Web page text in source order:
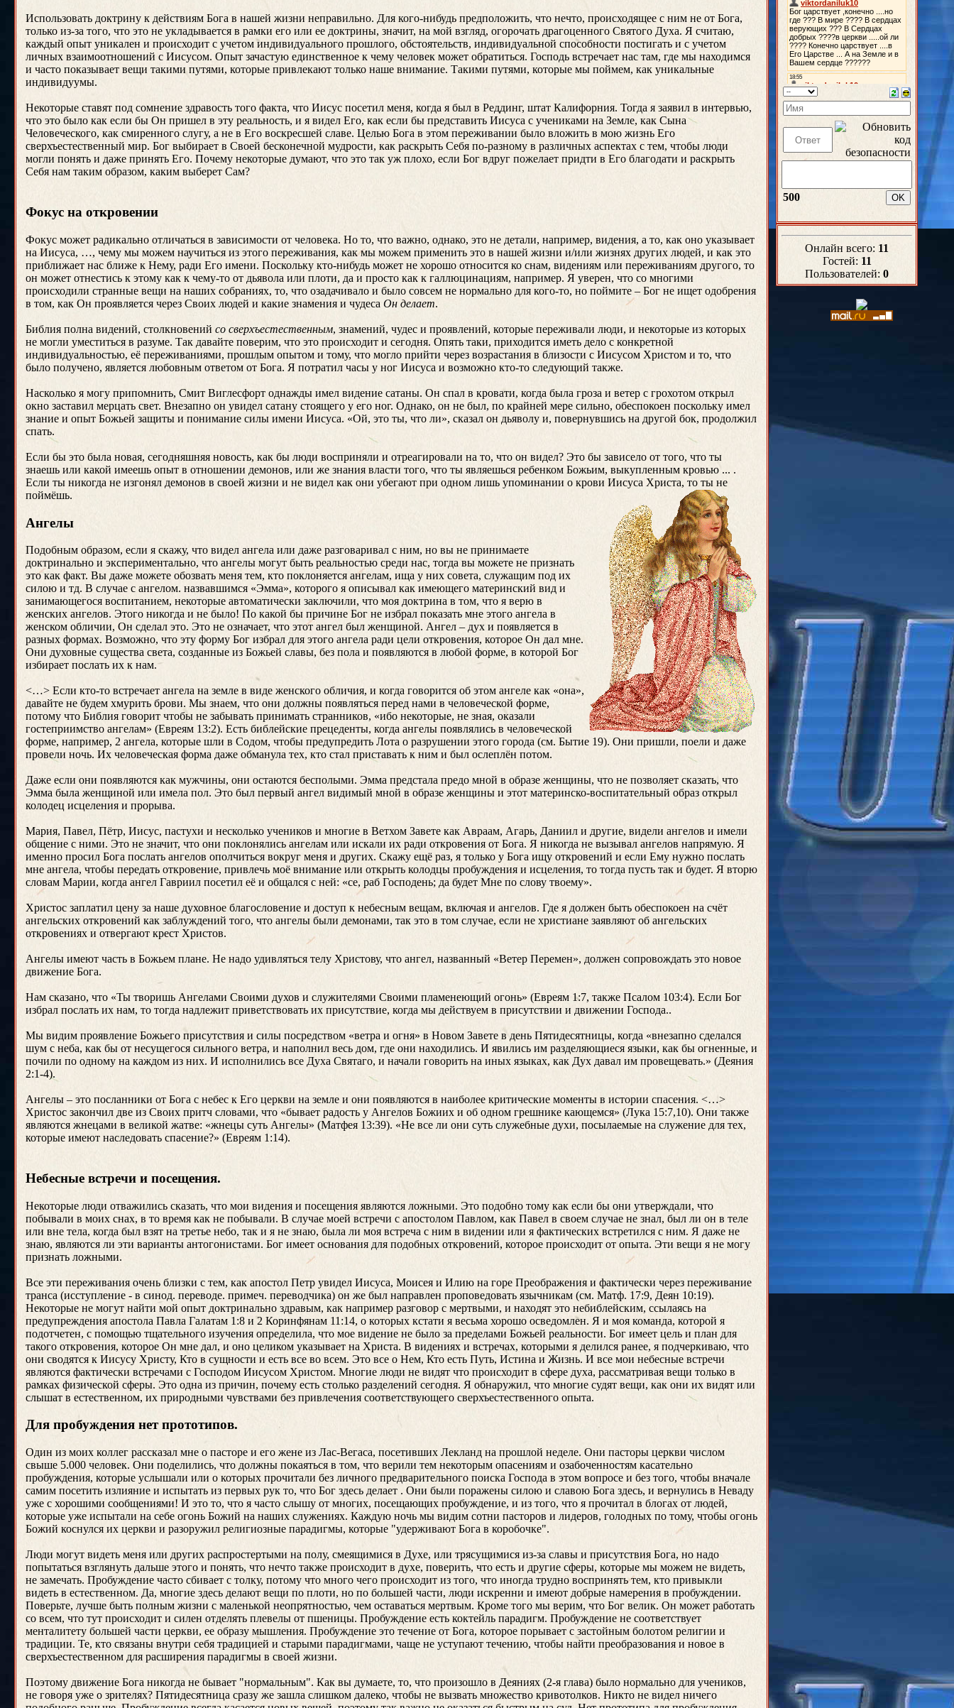
Использовать доктрину к действиям Бога в нашей жизни неправильно. Для кого-нибудь предположить, что нечто, происходящее с ним не от Бога,
только из-за того, что это не укладывается в рамки его или ее доктрины, значит, на мой взгляд, огорочать драгоценного Святого Духа. Я считаю,
каждый опыт уникален и происходит с учетом индивидуального прошлого, обстоятельств, индивидуальной способности постигать и с учетом
личных взаимоотношений с Иисусом. Опыт зачастую единственное к чему человек может обратиться. Господь встречает нас там, где мы находимся
и часто показывает вещи такими путями, которые привлекают только наше внимание. Такими путями, которые мы поймем, как уникальные
индивидуумы.
Некоторые ставят под сомнение здравость того факта, что Иисус посетил меня, когда я был в Реддинг, штат Калифорния. Тогда я заявил в интервью,
что это было как если бы Он пришел в эту реальность, и я видел Его, как если бы представить Иисуса с учениками на Земле, как Сына
Человеческого, как смиренного слугу, а не в Его воскресшей славе. Целью Бога в этом переживании было вложить в мою жизнь Его
сверхъестественный мир. Бог выбирает в Своей бесконечной мудрости, как раскрыть Себя по-разному в различных аспектах с тем, чтобы люди
могли понять и даже принять Его. Почему некоторые думают, что это так уж плохо, если Бог вдруг пожелает придти в Его благодати и раскрыть
Себя нам таким образом, каким выберет Сам?
Фокус на откровении
Фокус может радикально отличаться в зависимости от человека. Но то, что важно, однако, это не детали, например, видения, а то, как оно указывает
на Иисуса, …, чему мы можем научиться из этого переживания, как мы можем применить это в нашей жизни и/или жизнях других людей, и как это
приближает нас ближе к Нему, ради Его имени. Поскольку кто-нибудь может не хорошо относится ко снам, видениям или переживаниям другого, то
он может отнестись к этому как к чему-то от дьявола или плоти, да и просто как к галлюцинациям, например. Я уверен, что со многими
происходили странные вещи на наших собраниях, то, что озадачивало и было совсем не нормально для кого-то, но поймите – Бог не ищет одобрения
в том, как Он проявляется через Своих людей и какие знамения и чудеса Он делает.
Библия полна видений, столкновений со сверхъестественным, знамений, чудес и проявлений, которые переживали люди, и некоторые из которых
не могли уместиться в разуме. Так давайте поверим, что это происходит и сегодня. Опять таки, приходится иметь дело с конкретной
индивидуальностью, её переживаниями, прошлым опытом и тому, что могло прийти через возрастания в близости с Иисусом Христом и то, что
было получено, является любовным ответом от Бога. Я потратил часы у ног Иисуса и возможно кто-то следующий также.
Насколько я могу припомнить, Смит Виглесфорт однажды имел видение сатаны. Он спал в кровати, когда была гроза и ветер с грохотом открыл
окно заставил мерцать свет. Внезапно он увидел сатану стоящего у его ног. Однако, он не был, по крайней мере сильно, обеспокоен поскольку имел
знание и опыт Божьей защиты и понимание силы имени Иисуса. «Ой, это ты, что ли», сказал он дьяволу и, повернувшись на другой бок, продолжил
спать.
Если бы это была новая, сегодняшняя новость, как бы люди восприняли и отреагировали на то, что он видел? Это бы зависело от того, что ты
знаешь или какой имеешь опыт в отношении демонов, или же знания власти того, что ты являешься ребенком Божьим, выкупленным кровью ... .
Если ты никогда не изгонял демонов в своей жизни и не видел как они убегают при одном лишь упоминании о крови Иисуса Христа, то ты не
поймёшь.
Ангелы
Подобным образом, если я скажу, что видел ангела или даже разговаривал с ним, но вы не принимаете
доктринально и экспериментально, что ангелы могут быть реальностью среди нас, тогда вы можете не признать
это как факт. Вы даже можете обозвать меня тем, кто поклоняется ангелам, ища у них совета, служащим под их
силою и тд. В случае с ангелом. назвавшимся «Эмма», которого я описывал как имеющего материнский вид и
занимающегося воспитанием, некоторые автоматически заключили, что моя доктрина в том, что я верю в
женских ангелов. Этого никогда и не было! По какой бы причине Бог не избрал показать мне этого ангела в
женском обличии, Он сделал это. Это не означает, что этот ангел был женщиной. Ангел – дух и появляется в
разных формах. Возможно, что эту форму Бог избрал для этого ангела ради цели откровения, которое Он дал мне.
Они духовные существа света, созданные из Божьей славы, без пола и появляются в любой форме, в которой Бог
избирает послать их к нам.
<…> Если кто-то встречает ангела на земле в виде женского обличия, и когда говорится об этом ангеле как «она»,
давайте не будем хмурить брови. Мы знаем, что они должны появляться перед нами в человеческой форме,
потому что Библия говорит чтобы не забывать принимать странников, «ибо некоторые, не зная, оказали
гостеприимство ангелам» (Евреям 13:2). Есть библейские прецеденты, когда ангелы появлялись в человеческой
форме, например, 2 ангела, которые шли в Содом, чтобы предупредить Лота о разрушении этого города (см. Бытие 19). Они пришли, поели и даже
провели ночь. Их человеческая форма даже обманула тех, кто стал приставать к ним и был ослеплён потом.
Даже если они появляются как мужчины, они остаются бесполыми. Эмма предстала предо мной в образе женщины, что не позволяет сказать, что
Эмма была женщиной или имела пол. Это был первый ангел видимый мной в образе женщины и этот материнско-воспитательный образ открыл
колодец исцеления и прорыва.
Мария, Павел, Пётр, Иисус, пастухи и несколько учеников и многие в Ветхом Завете как Авраам, Агарь, Даниил и другие, видели ангелов и имели
общение с ними. Это не значит, что они поклонялись ангелам или искали их ради откровения от Бога. Я никогда не вызывал ангелов напрямую. Я
именно просил Бога послать ангелов ополчиться вокруг меня и других. Скажу ещё раз, я только у Бога ищу откровений и если Ему нужно послать
мне ангела, чтобы передать откровение, привлечь моё внимание или открыть колодцы пробуждения и исцеления, то тогда пусть так и будет. Я вторю
словам Марии, когда ангел Гавриил посетил её и общался с ней: «се, раб Господень; да будет Мне по слову твоему».
Христос заплатил цену за наше духовное благословение и доступ к небесным вещам, включая и ангелов. Где я должен быть обеспокоен на счёт
ангельских откровений как заблуждений того, что ангелы были демонами, так это в том случае, если не христиане заявляют об ангельских
откровениях и отвергают крест Христов.
Ангелы имеют часть в Божьем плане. Не надо удивляться телу Христову, что ангел, названный «Ветер Перемен», должен сопровождать это новое
движение Бога.
Нам сказано, что «Ты творишь Ангелами Своими духов и служителями Своими пламенеющий огонь» (Евреям 1:7, также Псалом 103:4). Если Бог
избрал послать их нам, то тогда надлежит приветствовать их присутствие, когда мы действуем в присутствии и движении Господа..
Мы видим проявление Божьего присутствия и силы посредством «ветра и огня» в Новом Завете в день Пятидесятницы, когда «внезапно сделался
шум с неба, как бы от несущегося сильного ветра, и наполнил весь дом, где они находились. И явились им разделяющиеся языки, как бы огненные, и
почили по одному на каждом из них. И исполнились все Духа Святаго, и начали говорить на иных языках, как Дух давал им провещевать.» (Деяния
2:1-4).
Ангелы – это посланники от Бога с небес к Его церкви на земле и они появляются в наиболее критические моменты в истории спасения. <…>
Христос закончил две из Своих притч словами, что «бывает радость у Ангелов Божиих и об одном грешнике кающемся» (Лука 15:7,10). Они также
являются жнецами в великой жатве: «жнецы суть Ангелы» (Матфея 13:39). «Не все ли они суть служебные духи, посылаемые на служение для тех,
которые имеют наследовать спасение?» (Евреям 1:14).
Небесные встречи и посещения.
Некоторые люди отважились сказать, что мои видения и посещения являются ложными. Это подобно тому как если бы они утверждали, что
побывали в моих снах, в то время как не побывали. В случае моей встречи с апостолом Павлом, как Павел в своем случае не знал, был ли он в теле
или вне тела, когда был взят на третье небо, так и я не знаю, была ли моя встреча с ним в видении или я фактических встретился с ним. Я даже не
знаю, являются ли эти варианты антогонистами. Бог имеет основания для подобных откровений, которое происходит от опыта. Эти вещи я не могу
признать ложными.
Все эти переживания очень близки с тем, как апостол Петр увидел Иисуса, Моисея и Илию на горе Преображения и фактически через переживание
транса (исступление - в синод. переводе. примеч. переводчика) он же был направлен проповедовать язычникам (см. Maтф. 17:9, Деян 10:19).
Некоторые не могут найти мой опыт доктринально здравым, как например разговор с мертвыми, и находят это небиблейским, ссылаясь на
предупреждения апостола Павла Галатам 1:8 и 2 Коринфянам 11:14, о которых кстати я весьма хорошо осведомлен. Я и моя команда, которой я
подотчетен, с помощью тщательного изучения определила, что мое видение не было за пределами Божьей реальности. Бог имеет цель и план для
такого откровения, которое Он мне дал, и оно целиком указывает на Христа. В видениях и встречах, которыми я делился ранее, я подчеркиваю, что
они сводятся к Иисусу Христу, Кто в сущности и есть все во всем. Это все о Нем, Кто есть Путь, Истина и Жизнь. И все мои небесные встречи
являются фактически встречами с Господом Иисусом Христом. Многие люди не видят что происходит в сфере духа, рассматривая вещи только в
рамках физической сферы. Это одна из причин, почему есть столько разделений сегодня. Я обнаружил, что многие судят вещи, как они их видят или
слышат в естественном, их природными чувствами без привлечения соответствующего сверхъестественного опыта.
Для пробуждения нет прототипов.
Один из моих коллег рассказал мне о пасторе и его жене из Лас-Вегаса, посетивших Лекланд на прошлой неделе. Они пасторы церкви числом
свыше 5.000 человек. Они поделились, что должны покаяться в том, что верили тем некоторым опасениям и озабоченностям касательно
пробуждения, которые услышали или о которых прочитали без личного предварительного поиска Господа в этом вопросе и без того, чтобы вначале
самим посетить излияние и испытать из первых рук то, что Бог здесь делает . Они были поражены силою и славою Бога здесь, и вернулись в Неваду
уже с хорошими сообщениями! И это то, что я часто слышу от многих, посещающих пробуждение, и из того, что я прочитал в блогах от людей,
которые уже испытали на себе огонь Божий на наших служениях. Каждую ночь мы видим сотни пасторов и лидеров, голодных по тому, чтобы огонь
Божий коснулся их церкви и разоружил религиозные парадигмы, которые "удерживают Бога в коробочке".
Люди могут видеть меня или других распростертыми на полу, смеящимися в Духе, или трясущимися из-за славы и присутствия Бога, но надо
попытаться взглянуть дальше этого и понять, что нечто также происходит в духе, поверить, что есть и другие сферы, которые мы можем не видеть,
не замечать. Пробуждение часто сбивает с толку, потому что много чего происходит из того, что иногда трудно воспринять тем, кто привыкли
видеть в естественном. Да, многие здесь делают вещи по плоти, но по большей части, люди искренни и имеют добрые намерения в пробуждении.
Поверьте, лучше быть полным жизни с маленькой неопрятностью, чем оставаться мертвым. Кроме того мы верим, что Бог велик. Он может работать
со всем, что тут происходит и силен отделять плевелы от пшеницы. Пробуждение есть коктейль парадигм. Пробуждение не соответствует
менталитету большей части церкви, ее образу мышления. Пробуждение это течение от Бога, которое порывает с застойным болотом религии и
традиции. Те, кто связаны внутри себя традицией и старыми парадигмами, чаще не уступают течению, чтобы найти преобразования и новое в
сверхъестественном для расширения парадигмы в своей жизни.
Поэтому движение Бога никогда не бывает "нормальным". Как вы думаете, то, что произошло в Деяниях (2-я глава) было нормально для учеников,
не говоря уже о зрителях? Пятидесятница сразу же зашла слишком далеко, чтобы не вызвать множество кривотолков. Никто не видел ничего
500
Онлайн всего: 11
Гостей: 11
Пользователей: 0